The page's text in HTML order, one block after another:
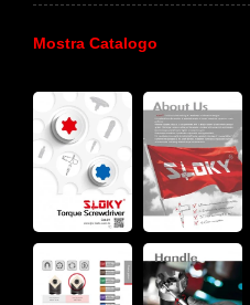
Mostra Catalogo